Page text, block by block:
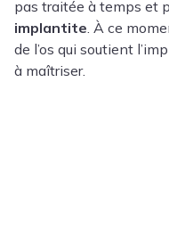
pas traitée à temps et
implantite. À ce
de l’os qui soutient
à maîtriser.